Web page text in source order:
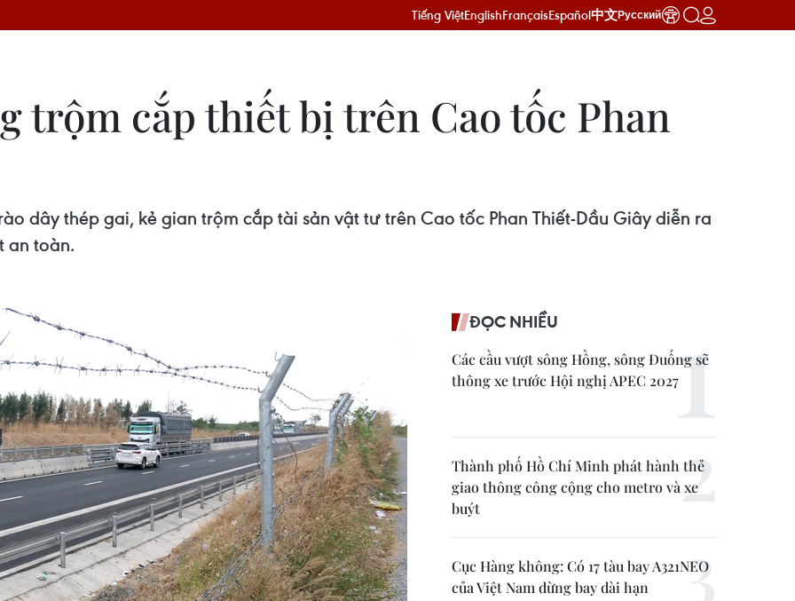
Tiếng ViệtEnglishFrançaisEspañol中文Русский
trộm cắp thiết bị trên Cao tốc Phan
dây thép gai, kẻ gian trộm cắp tài sản vật tư trên Cao tốc Phan Thiết-Dầu Giây diễn ra
an toàn.
ĐỌC NHIỀU
Các cầu vượt sông Hồng, sông Đuống sẽ
thông xe trước Hội nghị APEC 2027
Thành phố Hồ Chí Minh phát hành thẻ
giao thông công cộng cho metro và xe
buýt
Cục Hàng không: Có 17 tàu bay A321NEO
của Việt Nam dừng bay dài hạn